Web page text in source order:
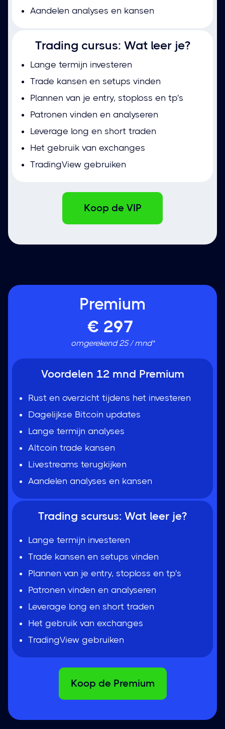
Premium
€ 297
omgerekend 25 / mnd*
Voordelen 12 mnd Premium
Rust en overzicht tijdens het investeren
Dagelijkse Bitcoin updates
Lange termijn analyses
Altcoin trade kansen
Livestreams terugkijken
Aandelen analyses en kansen
Trading scursus: Wat leer je?
Lange termijn investeren
Trade kansen en setups vinden
Plannen van je entry, stoploss en tp's
Patronen vinden en analyseren
Leverage long en short traden
Het gebruik van exchanges
TradingView gebruiken
Koop de Premium
Aandelen analyses en kansen
Trading cursus: Wat leer je?
Lange termijn investeren
Trade kansen en setups vinden
Plannen van je entry, stoploss en tp's
Patronen vinden en analyseren
Leverage long en short traden
Het gebruik van exchanges
TradingView gebruiken
Koop de VIP